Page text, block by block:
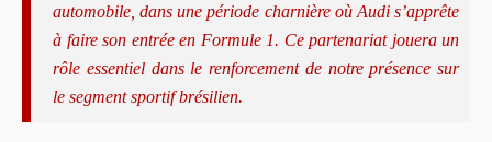
automobile, dans une période charnière où Audi s’apprête
à faire son entrée en Formule 1. Ce partenariat jouera un
rôle essentiel dans le renforcement de notre présence sur
le segment sportif brésilien.